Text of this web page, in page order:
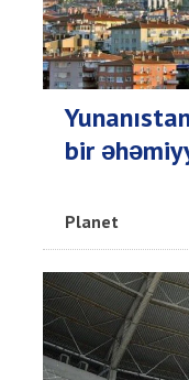
bir
Planet